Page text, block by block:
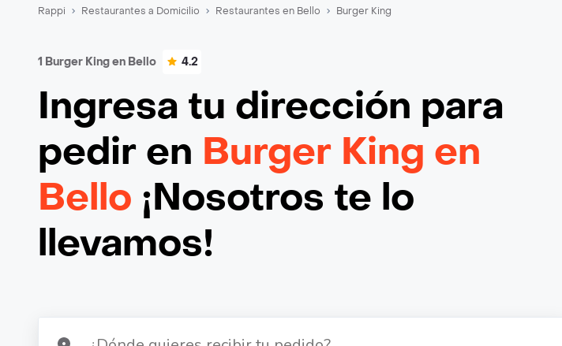
Rappi Restaurantes a Domicilio Restaurantes en Bello Burger King
1 Burger King en Bello 4.2
Ingresa tu dirección para
pedir en Burger King en
Bello ¡Nosotros te lo
llevamos!